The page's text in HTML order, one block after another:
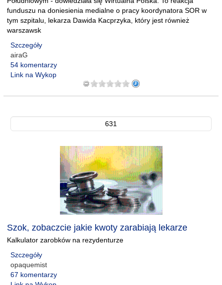
funduszu na doniesienia medialne o pracy koordynatora SOR w
tym szpitalu, lekarza Dawida Kacprzyka, który jest również
warszawsk
Szczegóły
airaG
54 komentarzy
Link na Wykop
631
Szok, zobaczcie jakie kwoty zarabiają lekarze
Kalkulator zarobków na rezydenturze
Szczegóły
opaquemist
67 komentarzy